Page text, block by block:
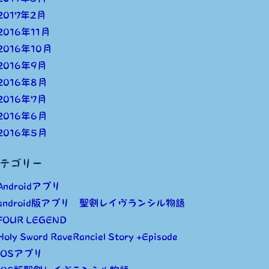
年2月
年11月
年10月
年9月
年8月
年7月
年6月
年5月
ゴリー
アプリ
版アプリ 聖剣レイヴランシル物語
LEGEND
Sword RaveRanciel Story +Episode
アプリ